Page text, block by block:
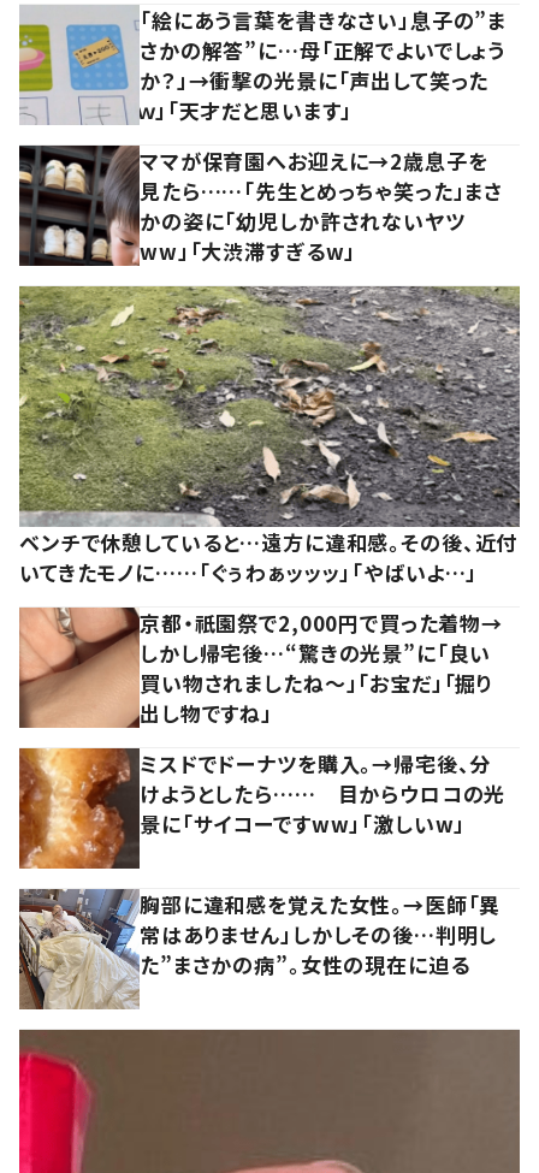
「絵にあう言葉を書きなさい」息子の”ま
さかの解答”に…母「正解でよいでしょう
か？」→衝撃の光景に「声出して笑った
ｗ」「天才だと思います」
ママが保育園へお迎えに→2歳息子を
見たら……「先生とめっちゃ笑った」まさ
かの姿に「幼児しか許されないヤツ
ww」「大渋滞すぎるw」
ベンチで休憩していると…遠方に違和感。その後、近付
いてきたモノに……「ぐぅわぁッッッ」「やばいよ…」
京都・祇園祭で2,000円で買った着物→
しかし帰宅後…“驚きの光景”に「良い
買い物されましたね～」「お宝だ」「掘り
出し物ですね」
ミスドでドーナツを購入。→帰宅後、分
けようとしたら…… 目からウロコの光
景に「サイコーですww」「激しいw」
胸部に違和感を覚えた女性。→医師「異
常はありません」しかしその後…判明し
た”まさかの病”。女性の現在に迫る